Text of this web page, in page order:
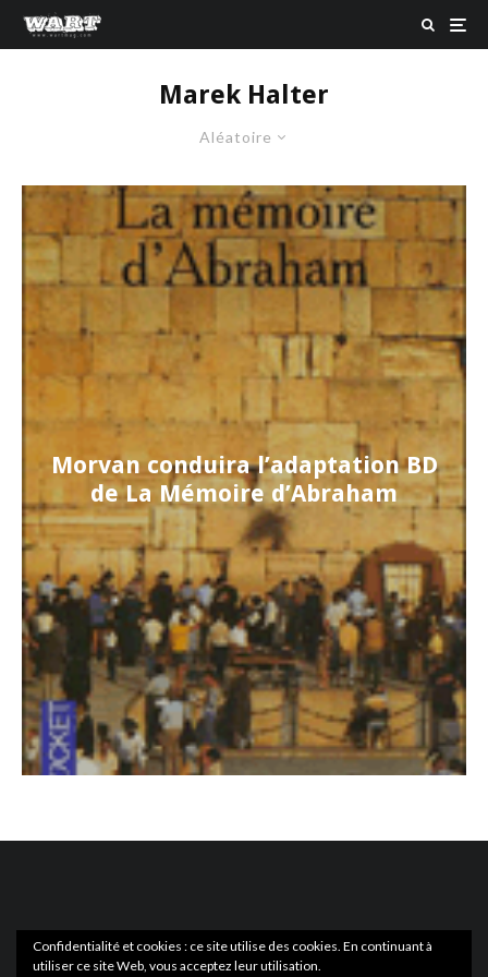
Marek Halter
Aléatoire
Morvan conduira l’adaptation BD
de La Mémoire d’Abraham
Confidentialité et cookies : ce site utilise des cookies. En continuant à
utiliser ce site Web, vous acceptez leur utilisation.